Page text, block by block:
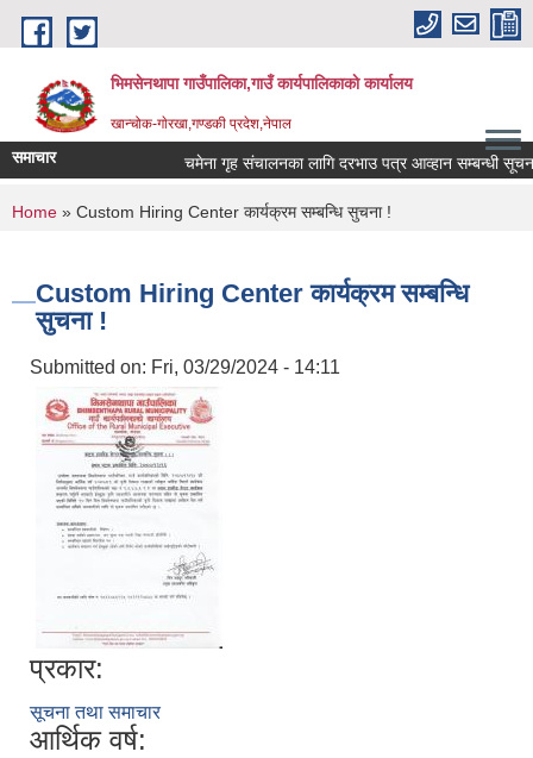
Skip to main content
भिमसेनथापा गाउँपालिका,गाउँ कार्यपालिकाकाे कार्यालय
खान्चोक-गाेरखा,गण्डकी प्रदेश,नेपाल
समाचार चमेना गृह संचालनका लागि दरभाउ पत्र आव्हान सम्बन्धी सूचना।
You are here
Home » Custom Hiring Center कार्यक्रम सम्बन्धि सुचना !
Custom Hiring Center कार्यक्रम सम्बन्धि
सुचना !
Submitted on: Fri, 03/29/2024 - 14:11
प्रकार:
सूचना तथा समाचार
आर्थिक वर्ष: